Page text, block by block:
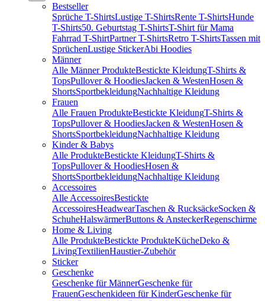
Bestseller
Sprüche T-ShirtsLustige T-ShirtsRente T-ShirtsHunde
T-Shirts50. Geburtstag T-ShirtsT-Shirt für Mama
Fahrrad T-ShirtPartner T-ShirtsRetro T-ShirtsTassen mit
SprüchenLustige StickerAbi Hoodies
Männer
Alle Männer ProdukteBestickte KleidungT-Shirts &
TopsPullover & HoodiesJacken & WestenHosen &
ShortsSportbekleidungNachhaltige Kleidung
Frauen
Alle Frauen ProdukteBestickte KleidungT-Shirts &
TopsPullover & HoodiesJacken & WestenHosen &
ShortsSportbekleidungNachhaltige Kleidung
Kinder & Babys
Alle ProdukteBestickte KleidungT-Shirts &
TopsPullover & HoodiesHosen &
ShortsSportbekleidungNachhaltige Kleidung
Accessoires
Alle AccessoiresBestickte
AccessoiresHeadwearTaschen & RucksäckeSocken &
SchuheHalswärmerButtons & AnsteckerRegenschirme
Home & Living
Alle ProdukteBestickte ProdukteKücheDeko &
LivingTextilienHaustier-Zubehör
Sticker
Geschenke
Geschenke für MännerGeschenke für
FrauenGeschenkideen für KinderGeschenke für